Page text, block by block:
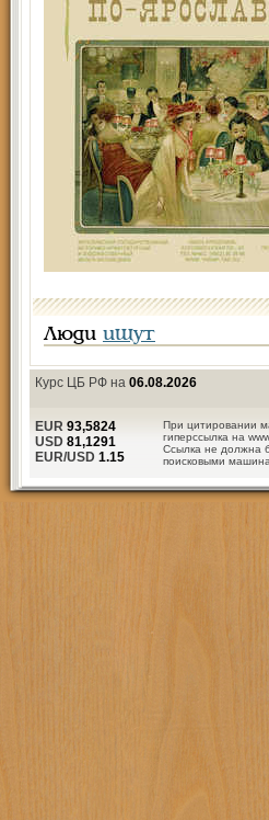
Люди ищут
Курс ЦБ РФ на 06.08.2026
При цитировании
гиперссылка на
Ссылка не должна
поисковыми
EUR 93,5824
USD 81,1291
EUR/USD 1.15